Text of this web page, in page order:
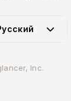
Inc.